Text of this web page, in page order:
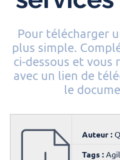
Pour télécharger
plus simple.
ci-dessous et vous
avec un lien de
le
Auteur :
Tags :